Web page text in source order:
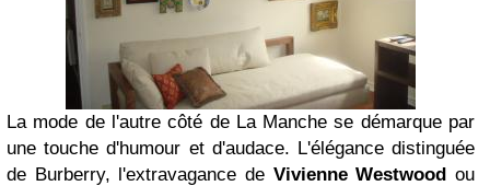
La mode de l'autre côté de La Manche se démarque par
une touche d'humour et d'audace. L'élégance distinguée
de Burberry, l'extravagance de Vivienne Westwood ou